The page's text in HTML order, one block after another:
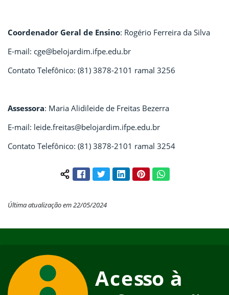
Coordenador Geral de Ensino: Rogério Ferreira da Silva
E-mail: cge@belojardim.ifpe.edu.br
Contato Telefônico: (81) 3878-2101 ramal 3256
Assessora: Maria Alidileide de Freitas Bezerra
E-mail: leide.freitas@belojardim.ifpe.edu.br
Contato Telefônico: (81) 3878-2101 ramal 3254
Compartilhar conteúdo:
FacebookTwitterLinkedInPinterestWhatsApp
Última atualização em 22/05/2024